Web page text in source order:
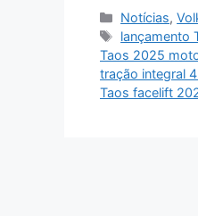
Categorias
Notícias,
Tags
lançamento
Taos 2025
tração integral
Taos facelift